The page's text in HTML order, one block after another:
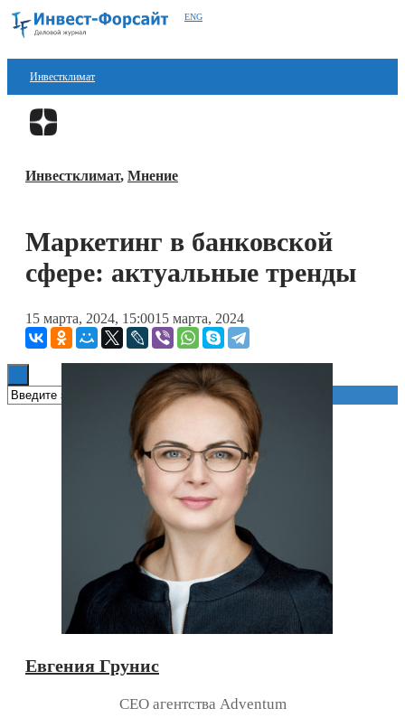
ENG
Инвестклимат
Финансы
Блокчейн
Технологии
Книги
Инвестклимат, Мнение
Маркетинг в банковской
сфере: актуальные тренды
15 марта, 2024, 15:0015 марта, 2024
Евгения Грунис
CEO агентства Adventum